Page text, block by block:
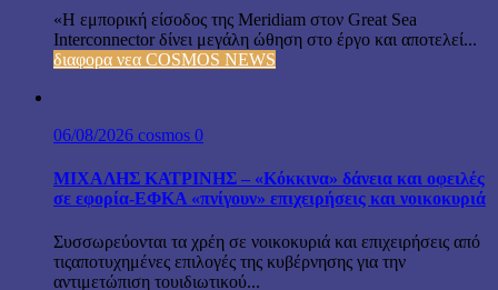
«Η εμπορική είσοδος της Meridiam στον Great Sea
Interconnector δίνει μεγάλη ώθηση στο έργο και αποτελεί...
διαφορα νεα COSMOS NEWS
06/08/2026 cosmos 0
ΜΙΧΑΛΗΣ ΚΑΤΡΙΝΗΣ – «Κόκκινα» δάνεια και οφειλές
σε εφορία-ΕΦΚΑ «πνίγουν» επιχειρήσεις και νοικοκυριά
Συσσωρεύονται τα χρέη σε νοικοκυριά και επιχειρήσεις από
τιςαποτυχημένες επιλογές της κυβέρνησης για την
αντιμετώπιση τουιδιωτικού...